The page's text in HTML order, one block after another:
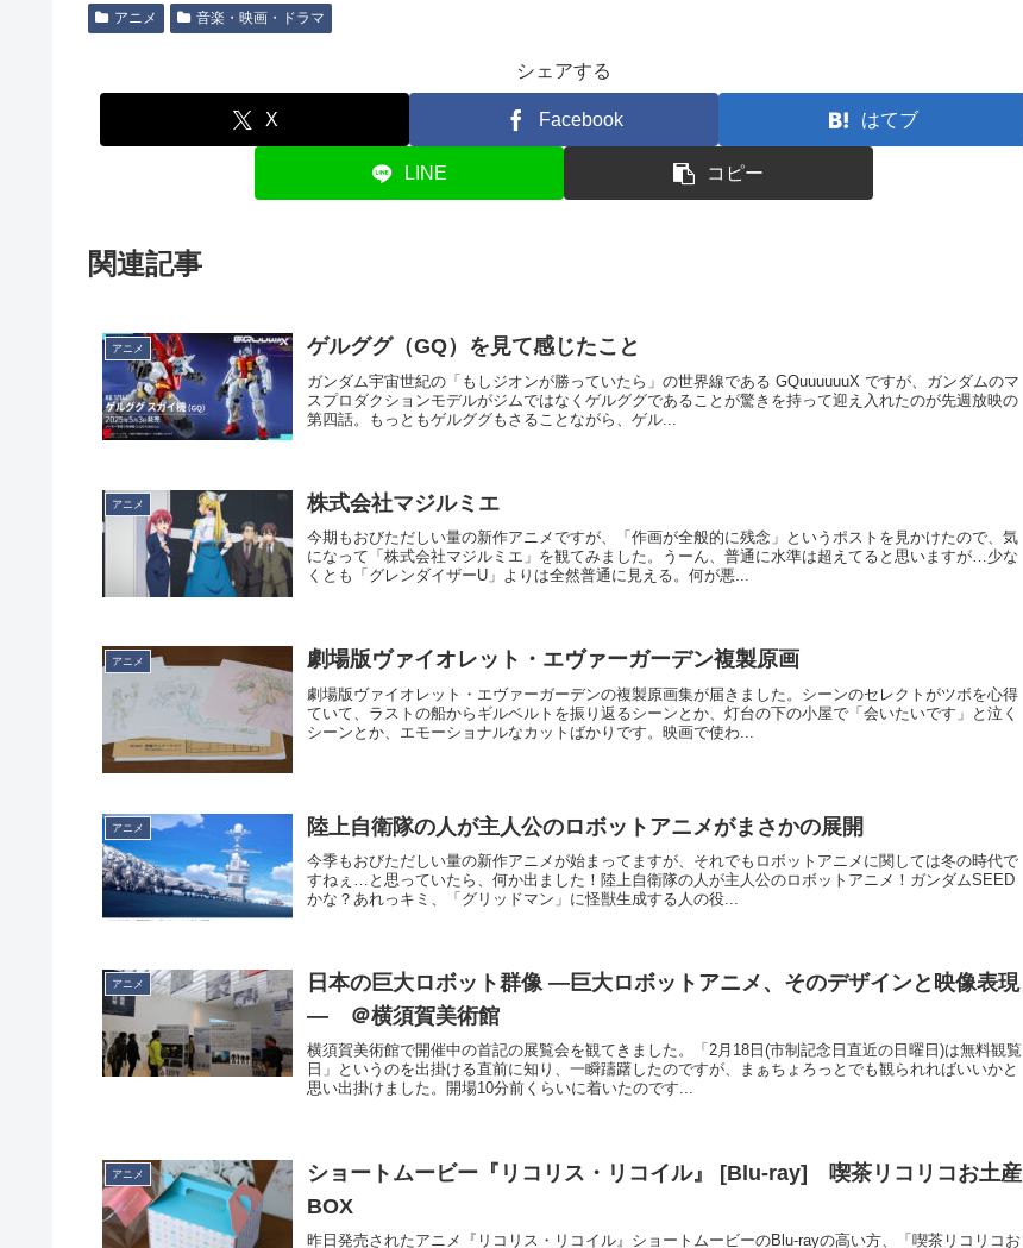
アニメ 音楽・映画・ドラマ
シェアする
X Facebook はてブ
LINE コピー
関連記事
アニメ ゲルググ（GQ）を見て感じたこと
ガンダム宇宙世紀の「もしジオンが勝っていたら」の世界線である GQuuuuuuX ですが、ガンダムのマ
スプロダクションモデルがジムではなくゲルググであることが驚きを持って迎え入れたのが先週放映の
第四話。もっともゲルググもさることながら、ゲル...
アニメ 株式会社マジルミエ
今期もおびただしい量の新作アニメですが、「作画が全般的に残念」というポストを見かけたので、気
になって「株式会社マジルミエ」を観てみました。うーん、普通に水準は超えてると思いますが…少な
くとも「グレンダイザーU」よりは全然普通に見える。何が悪...
アニメ 劇場版ヴァイオレット・エヴァーガーデン複製原画
劇場版ヴァイオレット・エヴァーガーデンの複製原画集が届きました。シーンのセレクトがツボを心得
ていて、ラストの船からギルベルトを振り返るシーンとか、灯台の下の小屋で「会いたいです」と泣く
シーンとか、エモーショナルなカットばかりです。映画で使わ...
アニメ 陸上自衛隊の人が主人公のロボットアニメがまさかの展開
今季もおびただしい量の新作アニメが始まってますが、それでもロボットアニメに関しては冬の時代で
すねぇ…と思っていたら、何か出ました！陸上自衛隊の人が主人公のロボットアニメ！ガンダムSEED
かな？あれっキミ、「グリッドマン」に怪獣生成する人の役...
アニメ
日本の巨大ロボット群像 ―巨大ロボットアニメ、そのデザインと映像表現
― ＠横須賀美術館
横須賀美術館で開催中の首記の展覧会を観てきました。「2月18日(市制記念日直近の日曜日)は無料観覧
日」というのを出掛ける直前に知り、一瞬躊躇したのですが、まぁちょろっとでも観られればいいかと
思い出掛けました。開場10分前くらいに着いたのです...
アニメ
ショートムービー『リコリス・リコイル』 [Blu-ray] 喫茶リコリコお土産
BOX
昨日発売されたアニメ『リコリス・リコイル』ショートムービーのBlu-rayの高い方、「喫茶リコリコお